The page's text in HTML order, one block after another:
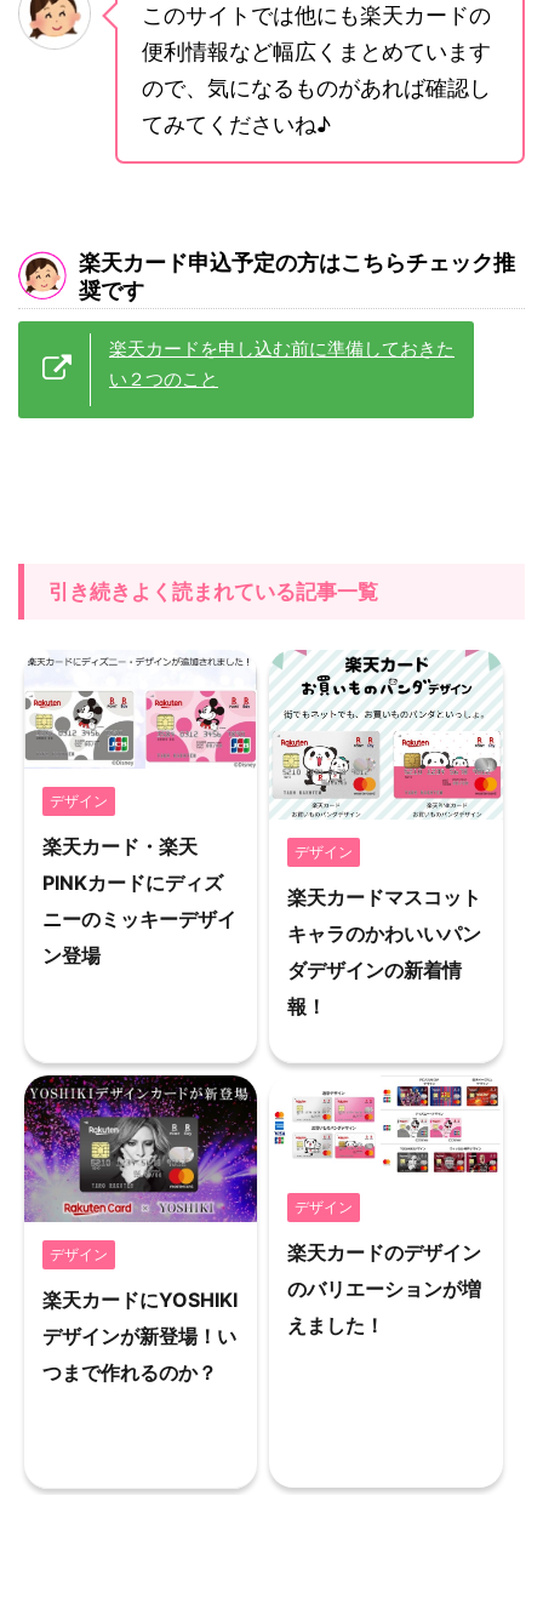
このサイトでは他にも楽天カードの
便利情報など幅広くまとめています
ので、気になるものがあれば確認し
てみてくださいね♪
楽天カード申込予定の方はこちらチェック推
奨です
楽天カードを申し込む前に準備しておきた
い２つのこと
引き続きよく読まれている記事一覧
デザイン
楽天カード・楽天
PINKカードにディズ
ニーのミッキーデザイ
ン登場
デザイン
楽天カードマスコット
キャラのかわいいパン
ダデザインの新着情
報！
デザイン
楽天カードにYOSHIKI
デザインが新登場！い
つまで作れるのか？
デザイン
楽天カードのデザイン
のバリエーションが増
えました！